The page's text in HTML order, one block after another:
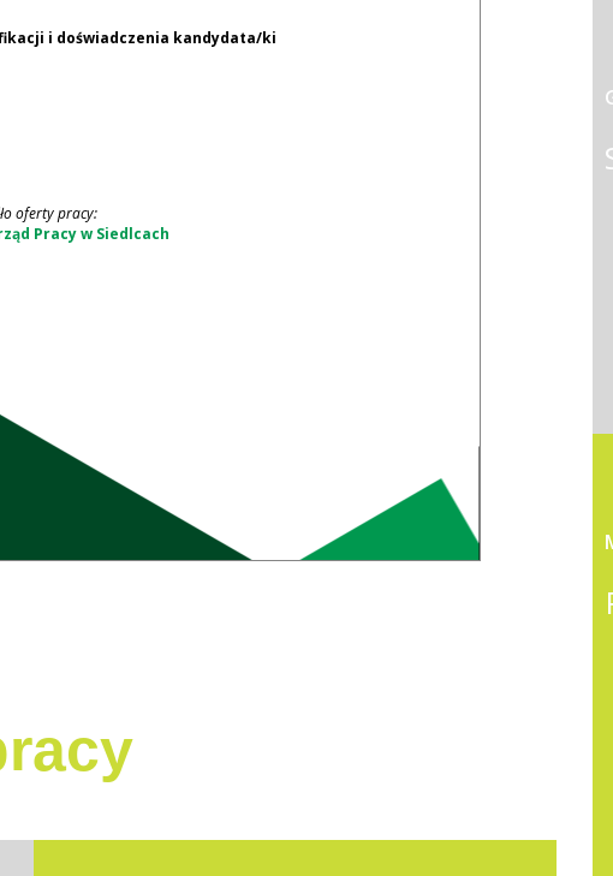
i doświadczenia kandydata/ki
oferty pracy:
Pracy w Siedlcach